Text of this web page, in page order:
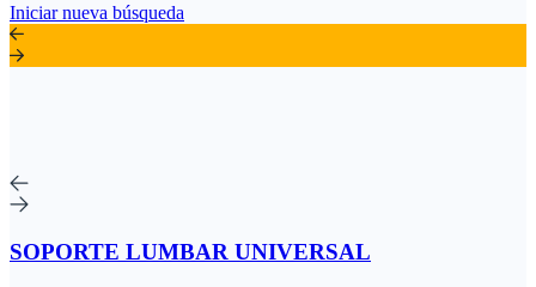
Iniciar nueva búsqueda
SOPORTE LUMBAR UNIVERSAL